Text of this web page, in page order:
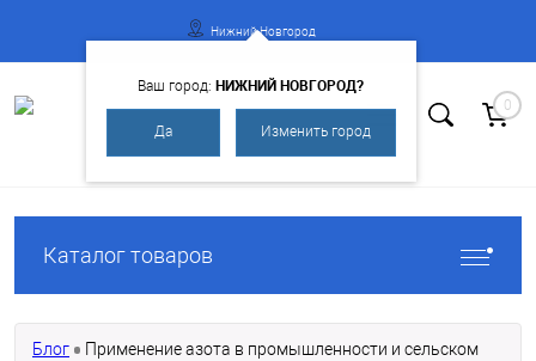
Нижний Новгород
Ваш город: НИЖНИЙ НОВГОРОД?
Да Изменить город
0
Каталог товаров
Блог
Применение азота в промышленности и сельском